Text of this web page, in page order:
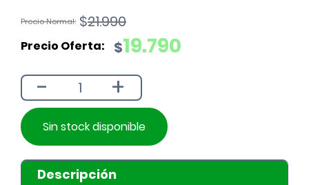
$21.990
El
original
$21.990.
$19.790
El
actual
$19.790.
- +
Sin stock disponible
Descripción